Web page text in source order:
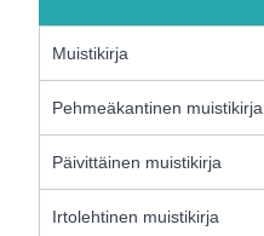
Muistikirja
Pehmeäkantinen muistikirja
Päivittäinen muistikirja
Irtolehtinen muistikirja